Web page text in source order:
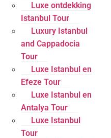
Luxe ontdekking
Istanbul Tour
Luxury Istanbul
and Cappadocia
Tour
Luxe Istanbul en
Efeze Tour
Luxe Istanbul en
Antalya Tour
Luxe Istanbul
Tour